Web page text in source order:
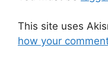
This site uses
how your